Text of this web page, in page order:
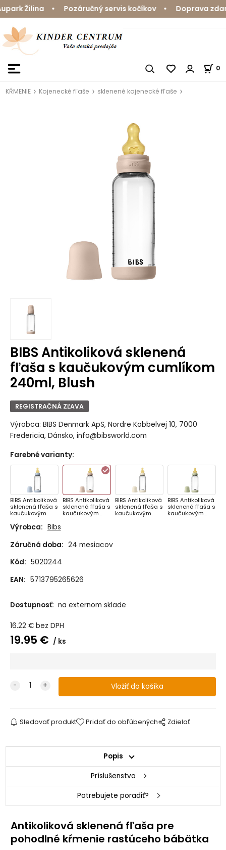
Žilina • Pozáručný servis kočíkov • Doprava
0
KŔMENIE Kojenecké fľaše sklenené kojenecké fľaše
BIBS Antikoliková sklenená
fľaša s kaučukovým cumlíkom
240ml, Blush
REGISTRAČNÁ ZĽAVA
Výrobca: BIBS Denmark ApS, Nordre Kobbelvej 10, 7000
Fredericia, Dánsko, info@bibsworld.com
Farebné varianty:
BIBS Antikoliková
sklenená fľaša s
kaučukovým
240ml, Baby Blue
BIBS Antikoliková
sklenená fľaša s
kaučukovým
BIBS Antikoliková
sklenená fľaša s
kaučukovým
BIBS Antikoliková
sklenená fľaša s
kaučukovým
Výrobca: Bibs
Záručná doba: 24 mesiacov
Kód: 5020244
EAN: 5713795265626
Dostupnosť: na externom sklade
16.22€ bez DPH
19.95 € ks
Sledovať produkt Pridať do obľúbených Zdielať
Popis
Príslušenstvo
Potrebujete poradiť?
Antikoliková sklenená fľaša pre
pohodlné kŕmenie rastúceho bábätka